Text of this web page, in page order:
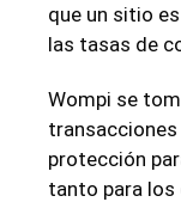
que un sitio
las tasas de
Wompi se
protección
tanto para